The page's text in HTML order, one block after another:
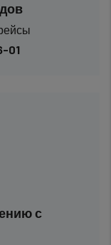
01
с